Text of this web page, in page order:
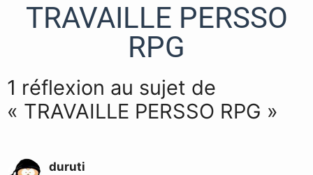
TRAVAILLE PERSSO
RPG
1 réflexion au sujet de
« TRAVAILLE PERSSO RPG »
duruti